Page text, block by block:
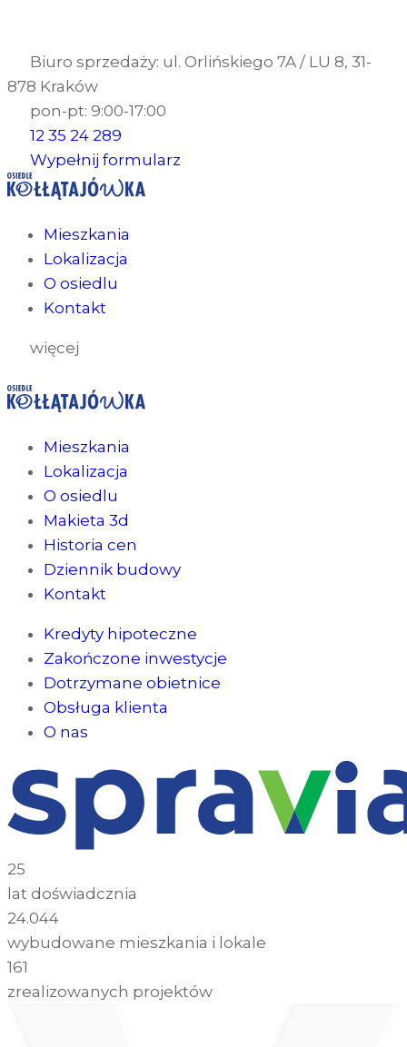
Biuro sprzedaży: ul. Orlińskiego 7A / LU 8, 31-
878 Kraków
pon-pt: 9:00-17:00
12 35 24 289
Wypełnij formularz
Mieszkania
Lokalizacja
O osiedlu
Kontakt
więcej
Mieszkania
Lokalizacja
O osiedlu
Makieta 3d
Historia cen
Dziennik budowy
Kontakt
Kredyty hipoteczne
Zakończone inwestycje
Dotrzymane obietnice
Obsługa klienta
O nas
25
lat doświadcznia
24.044
wybudowane mieszkania i lokale
161
zrealizowanych projektów